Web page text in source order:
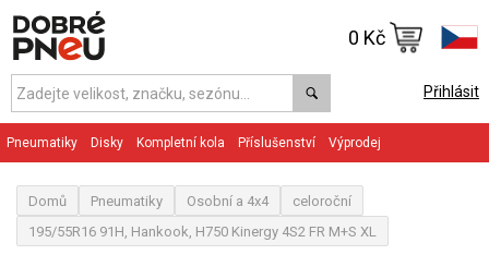
Přihlásit
0 Kč
Pneumatiky Disky Kompletní kola Příslušenství Výprodej
Domů Pneumatiky Osobní a 4x4
celoroční
195/55R16 91H, Hankook, H750 Kinergy 4S2 FR M+S XL